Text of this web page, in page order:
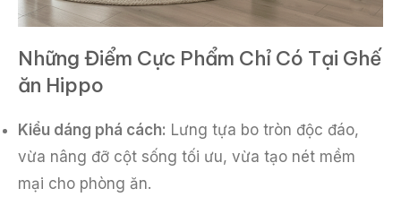
Những Điểm Cực Phẩm Chỉ Có Tại Ghế
ăn Hippo
Kiểu dáng phá cách: Lưng tựa bo tròn độc đáo,
vừa nâng đỡ cột sống tối ưu, vừa tạo nét mềm
mại cho phòng ăn.